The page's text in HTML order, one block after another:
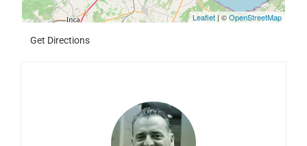
Leaflet| ©OpenStreetMap
Get Directions